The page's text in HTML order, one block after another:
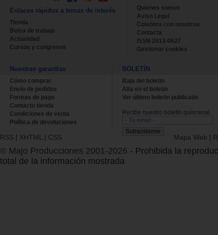
Enlaces rápidos a temas de interés
Tienda
Bolsa de trabajo
Actualidad
Cursos y congresos
Quienes somos
Aviso Legal
Colabora con nosotros
Contacta
ISSN 2013-0627
Gestionar cookies
Nuestras garantías
Cómo comprar
Envío de pedidos
Formas de pago
Contacto tienda
Condiciones de venta
Política de devoluciones
BOLETÍN
Baja del boletin
Alta en el boletin
Ver último boletin publicado
Recibe nuestro boletín quincenal.
RSS | XHTML | CSS Mapa Web |
© Majo Producciones 2001-2026 - Prohibida la
total de la información mostrada